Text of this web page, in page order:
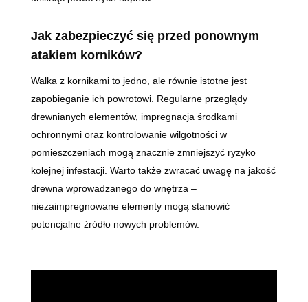
Jak zabezpieczyć się przed ponownym
atakiem korników?
Walka z kornikami to jedno, ale równie istotne jest
zapobieganie ich powrotowi. Regularne przeglądy
drewnianych elementów, impregnacja środkami
ochronnymi oraz kontrolowanie wilgotności w
pomieszczeniach mogą znacznie zmniejszyć ryzyko
kolejnej infestacji. Warto także zwracać uwagę na jakość
drewna wprowadzanego do wnętrza –
niezaimpregnowane elementy mogą stanowić
potencjalne źródło nowych problemów.